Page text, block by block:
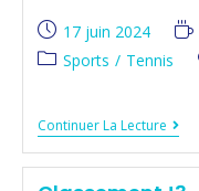
17 juin 2024
Sports / Tennis
Continuer La Lecture